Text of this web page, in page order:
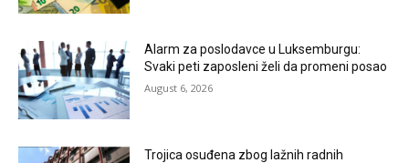
Alarm za poslodavce u Luksemburgu:
Svaki peti zaposleni želi da promeni posao
August 6, 2026
Trojica osuđena zbog lažnih radnih